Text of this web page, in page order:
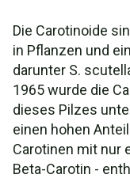
Die Carotinoide
in Pflanzen und
darunter S.
1965 wurde die
dieses Pilzes
einen hohen
Carotinen mit nur
Beta-Carotin -